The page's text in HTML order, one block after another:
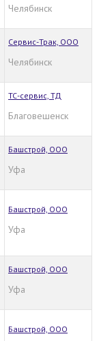
Челябинск
Сервис-Трак, ООО
Челябинск
ТС-сервис, ТД
Благовешенск
Башстрой, ООО
Уфа
Башстрой, ООО
Уфа
Башстрой, ООО
Уфа
Башстрой, ООО